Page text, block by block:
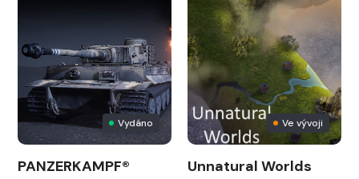
Vydáno
PANZERKAMPF®
Ve vývoji
Unnatural Worlds